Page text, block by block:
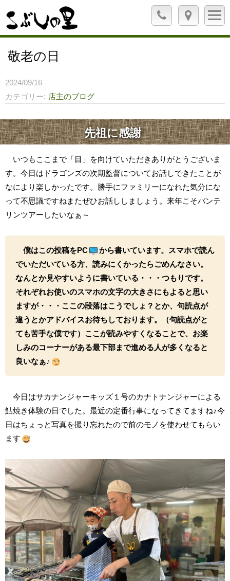
敬老の日
2024/09/16
カテゴリー
店主のブログ
先祖に感謝
いつもここまで「目」を向けていただきありがとうございま
す。今日はドラゴンズの次期監督についてお話しできたことが
なにより楽しかったです。勝手にファミリーになれた気分にな
って不思議ですねまたぜひお話ししましょう。来年こそバンテ
リンツアーしたいなぁ～
僕はこの投稿をPC
から書いています。スマホで読ん
でいただいている方、読みにくかったらごめんなさい。
なんとか見やすいように書いている・・・つもりです。
それぞれお使いのスマホの文字の大きさにもよると思い
ますが・・・ここの段落はこうでしょ？とか、句読点が
違うとかアドバイスお待ちしております。（句読点がと
ても苦手な僕です）ここが読みやすくなることで、お楽
しみのコーナーがある最下部まで進める人が多くなると
良いなぁ♪
今日はサカナンジャーキッズ１号のカナトナンジャーによる
鮎焼き体験の日でした。最近の定番行事になってきてますね♪今
日はちょっと写真を撮り忘れたので前のモノを使わせてもらい
ます